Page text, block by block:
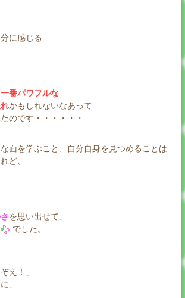
に感じる
番パワフルな
かもしれないなあって
のです・・・・・・
面を学ぶこと、自分自身を見つめることは
ど、
を思い出せて、
でした。
え！」
、